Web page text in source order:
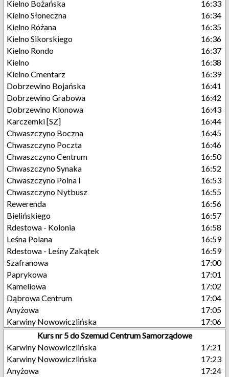
Kielno Bożańska
16:33
Kielno Słoneczna
16:34
Kielno Różana
16:35
Kielno Sikorskiego
16:36
Kielno Rondo
16:37
Kielno
16:38
Kielno Cmentarz
16:39
Dobrzewino Bojańska
16:41
Dobrzewino Grabowa
16:42
Dobrzewino Klonowa
16:43
Karczemki [SZ]
16:44
Chwaszczyno Boczna
16:45
Chwaszczyno Poczta
16:46
Chwaszczyno Centrum
16:50
Chwaszczyno Synaka
16:52
Chwaszczyno Polna I
16:53
Chwaszczyno Nytbusz
16:55
Rewerenda
16:56
Bielińskiego
16:57
Rdestowa - Kolonia
16:58
Leśna Polana
16:59
Rdestowa - Leśny Zakątek
16:59
Szafranowa
17:00
Paprykowa
17:01
Kameliowa
17:02
Dąbrowa Centrum
17:04
Anyżowa
17:05
Karwiny Nowowiczlińska
17:06
Kurs nr 5 do Szemud Centrum Samorządowe
Karwiny Nowowiczlińska
17:21
Karwiny Nowowiczlińska
17:23
Anyżowa
17:24